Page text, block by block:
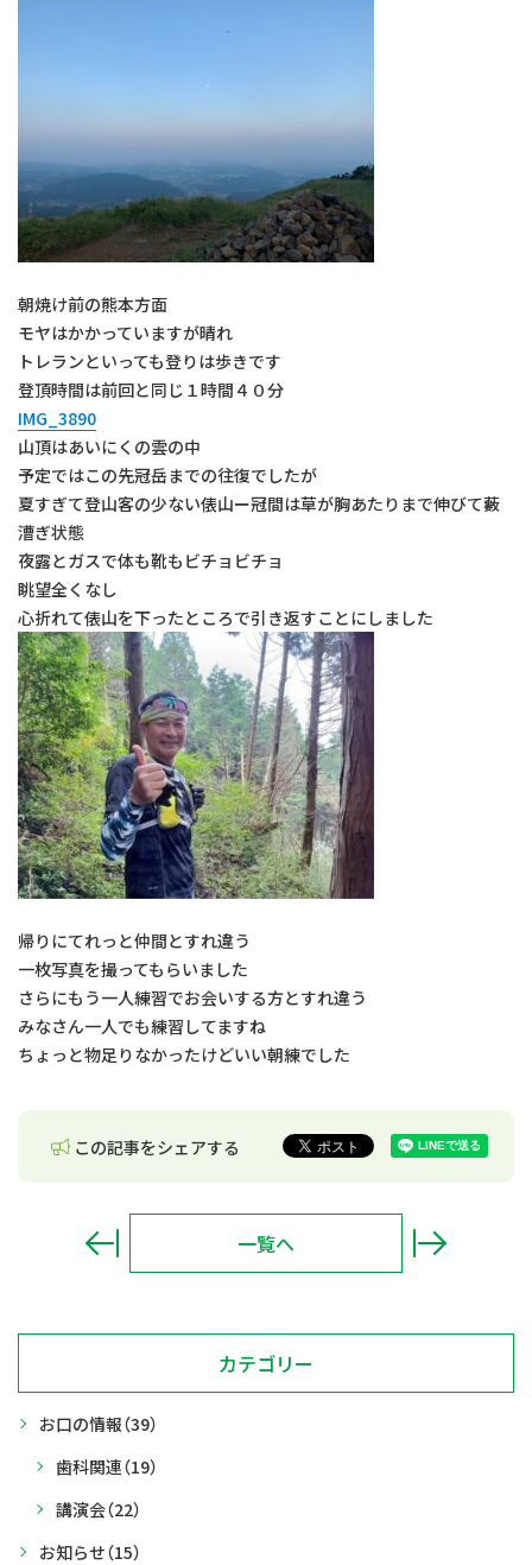
朝焼け前の熊本方面
モヤはかかっていますが晴れ
トレランといっても登りは歩きです
登頂時間は前回と同じ１時間４０分
IMG_3890
山頂はあいにくの雲の中
予定ではこの先冠岳までの往復でしたが
夏すぎて登山客の少ない俵山ー冠間は草が胸あたりまで伸びて藪
漕ぎ状態
夜露とガスで体も靴もビチョビチョ
眺望全くなし
心折れて俵山を下ったところで引き返すことにしました
帰りにてれっと仲間とすれ違う
一枚写真を撮ってもらいました
さらにもう一人練習でお会いする方とすれ違う
みなさん一人でも練習してますね
ちょっと物足りなかったけどいい朝練でした
この記事をシェアする
一覧へ
カテゴリー
お口の情報（39）
歯科関連（19）
講演会（22）
お知らせ（15）